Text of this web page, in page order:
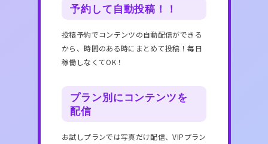
予約して自動投稿！！
投稿予約でコンテンツの自動配信ができる
から、時間のある時にまとめて投稿！毎日
稼働しなくてOK！
プラン別にコンテンツを
配信
お試しプランでは写真だけ配信、VIPプラン